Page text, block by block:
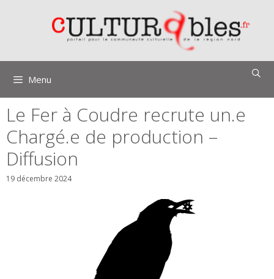
Menu
Le Fer à Coudre recrute un.e
Chargé.e de production –
Diffusion
19 décembre 2024